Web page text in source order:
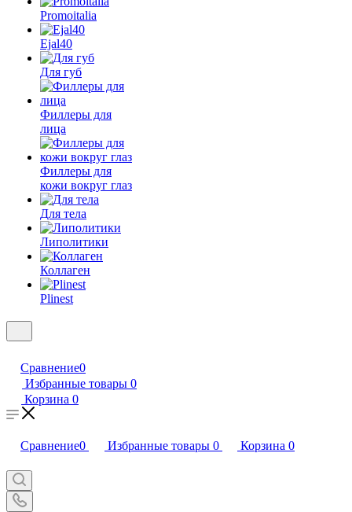
Promoitalia
Ejal40
Для губ
Филлеры для
лица
Филлеры для
кожи вокруг глаз
Для тела
Липолитики
Коллаген
Plinest
Сравнение0
Избранные товары 0
Корзина 0
Сравнение0 Избранные товары 0 Корзина 0